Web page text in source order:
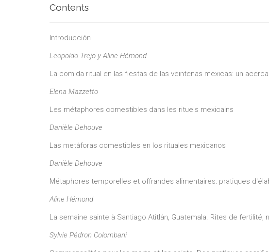
Contents
Introducción
Leopoldo Trejo y Aline Hémond
La comida ritual en las fiestas de las veintenas mexicas: un
Elena Mazzetto
Les métaphores comestibles dans les rituels mexicains
Danièle Dehouve
Las metáforas comestibles en los rituales mexicanos
Danièle Dehouve
Métaphores temporelles et offrandes alimentaires: pratiques
Aline Hémond
La semaine sainte à Santiago Atitlán, Guatemala. Rites de
Sylvie Pédron Colombani